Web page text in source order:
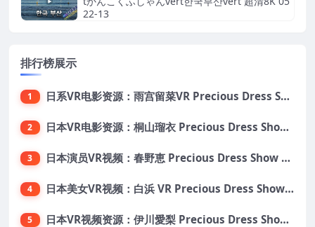
22-13
排行榜展示
1 日系VR电影资源：雨宫留菜VR Precious Dress Show31 大小5.5G 番号PDS031
2 日本VR电影资源：桐山瑠衣 Precious Dress Show24 大小13.5G 番号PDS024
3 日本演员VR视频：春野恵 Precious Dress Show 21 大小8.6G 番号 PDS021
4 日本美女VR视频：白浜 VR Precious Dress Show22 VR番号：PDS022 大小10.1G
5 日本VR视频资源：伊川愛梨 Precious Dress Show 15 日本VR番号PDS015 大小9.18G